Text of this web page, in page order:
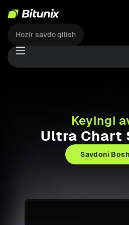
Hozir savdo qilish
Keyingi
Ultra Chart
Savdoni